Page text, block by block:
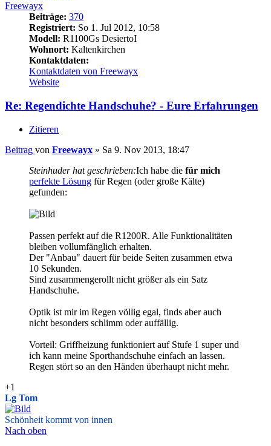
Freewayx
Beiträge: 370
Registriert: So 1. Jul 2012, 10:58
Modell: R1100Gs DesiertoI
Wohnort: Kaltenkirchen
Kontaktdaten:
Kontaktdaten von Freewayx
Website
Re: Regendichte Handschuhe? - Eure Erfahrungen
Zitieren
Beitrag von Freewayx » Sa 9. Nov 2013, 18:47
Steinhuder hat geschrieben:Ich habe die für mich
perfekte Lösung für Regen (oder große Kälte)
gefunden:
Passen perfekt auf die R1200R. Alle Funktionalitäten
bleiben vollumfänglich erhalten.
Der "Anbau" dauert für beide Seiten zusammen etwa
10 Sekunden.
Sind zusammengerollt nicht größer als ein Satz
Handschuhe.
Optik ist mir im Regen völlig egal, finds aber auch
nicht besonders schlimm oder auffällig.
Vorteil: Griffheizung funktioniert auf Stufe 1 super und
ich kann meine Sporthandschuhe einfach an lassen.
Regen stört so an den Händen überhaupt nicht mehr.
+1
Lg Tom
Schönheit kommt von innen
Nach oben